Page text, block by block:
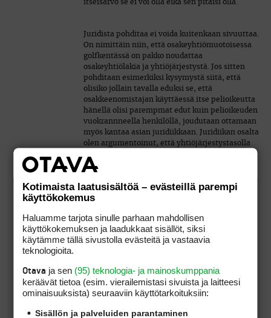
itseisarvo se ei voi olla eikä sen pitäisi olla.
Juridista pohditaa ei voida kuitenkaan sivuuttaa.
On nimittäin niin, että osakeyhtiömuotoisessa
golfkentässä on pakko noudattaa
osakeyhtiölakia ja yhtiöjärjestystä. Jos sitten
pohditaan esimerkiksi kysymystä siitä, että
olisiko jollain tavalla eduksi se, että
osakkeenomistajan käyttäessä itse pelioikeutta
hänellä olisi parempmat edut kuin pelioikeuden
vuokrannneella henkilöllä, joudutaan ottamaan
myös kantaa asian juridiikkaan. Juridiikan osalta
olen argumentoinut, että yhtiöjärjestystasolla
kestävällä tavalla se, että tällaista säätelyä
pitäisi tehdä siten, että yhtiöjärjestys
mahdollistaa pelioikeuden erilaisten
mahdollista, ja tällaisen muutoksen
toteuttamisesta uskaltaisin koska tahansa
lähteä myös oikeuteen. Sinällään osakkailla ei
Ilman säätelyn mahdollisuutta
yhtiöjärjestystasolla on yhtiöllä heikompi
asema tilanteessa, jossa säätelyä mahdollisesti
Kotimaista laatusisältöä – evästeillä parempi
käyttökokemus
Haluamme tarjota sinulle parhaan mahdollisen
käyttökokemuksen ja laadukkaat sisällöt, siksi
käytämme tällä sivustolla evästeitä ja vastaavia
teknologioita.
Otava ja sen (95) teknologia- ja mainoskumppania
keräävät tietoa (esim. vierailemis­tasi sivuista ja laitteesi
ominaisuuk­sista) seuraaviin käyttötarkoituksiin:
Sisällön ja palveluiden parantaminen